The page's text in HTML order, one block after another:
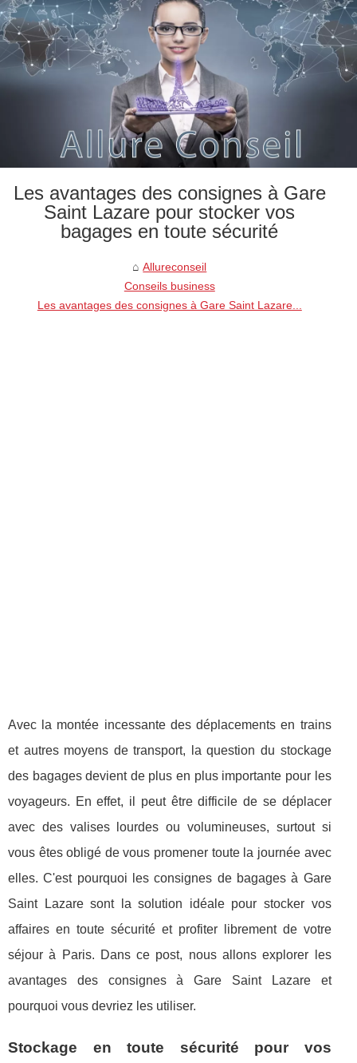
Les avantages des consignes à Gare
Saint Lazare pour stocker vos
bagages en toute sécurité
Allureconseil
Conseils business
Les avantages des consignes à Gare Saint Lazare...
Avec la montée incessante des déplacements en trains
et autres moyens de transport, la question du stockage
des bagages devient de plus en plus importante pour les
voyageurs. En effet, il peut être difficile de se déplacer
avec des valises lourdes ou volumineuses, surtout si
vous êtes obligé de vous promener toute la journée avec
elles. C'est pourquoi les consignes de bagages à Gare
Saint Lazare sont la solution idéale pour stocker vos
affaires en toute sécurité et profiter librement de votre
séjour à Paris. Dans ce post, nous allons explorer les
avantages des consignes à Gare Saint Lazare et
pourquoi vous devriez les utiliser.
Stockage en toute sécurité pour vos